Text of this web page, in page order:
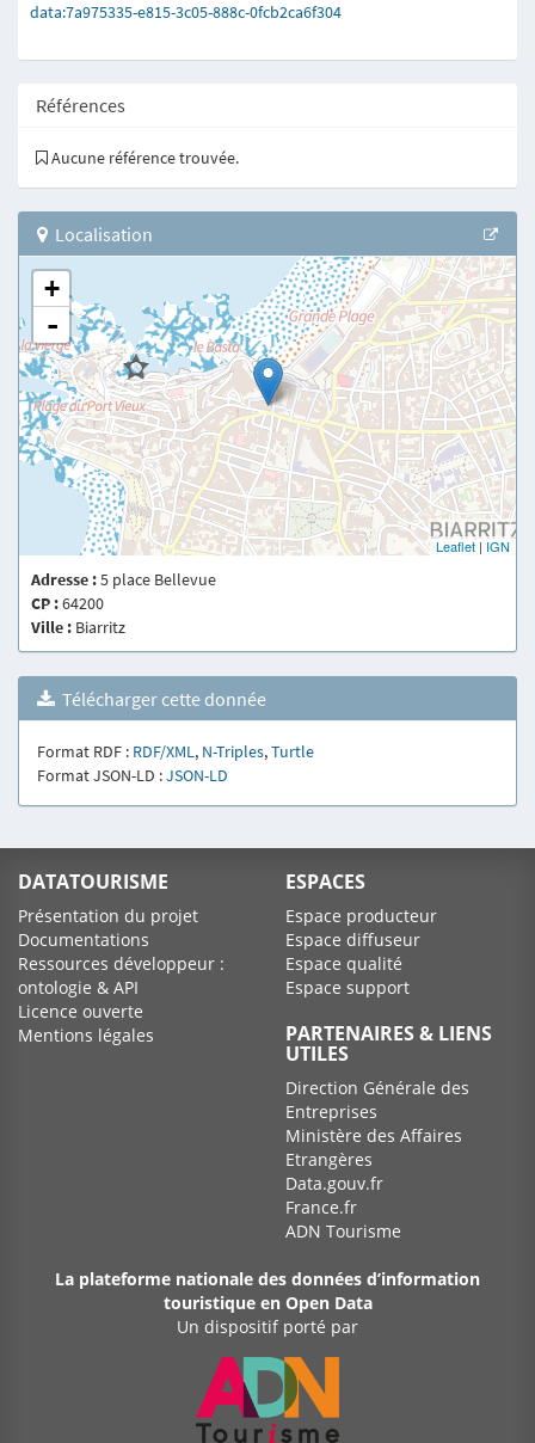
data:7a975335-e815-3c05-888c-0fcb2ca6f304
Références
Aucune référence trouvée.
Localisation
+
-
Leaflet | IGN
Adresse :5 place Bellevue
CP :64200
Ville : Biarritz
Télécharger cette donnée
Format RDF : RDF/XML, N-Triples,Turtle
Format JSON-LD :JSON-LD
DATATOURISME
Présentation du projet
Documentations
Ressources développeur :
ontologie & API
Licence ouverte
Mentions légales
ESPACES
Espace producteur
Espace diffuseur
Espace qualité
Espace support
PARTENAIRES & LIENS
UTILES
Direction Générale des
Entreprises
Ministère des Affaires
Etrangères
Data.gouv.fr
France.fr
ADN Tourisme
La plateforme nationale des données d’information
touristique en Open Data
Un dispositif porté par